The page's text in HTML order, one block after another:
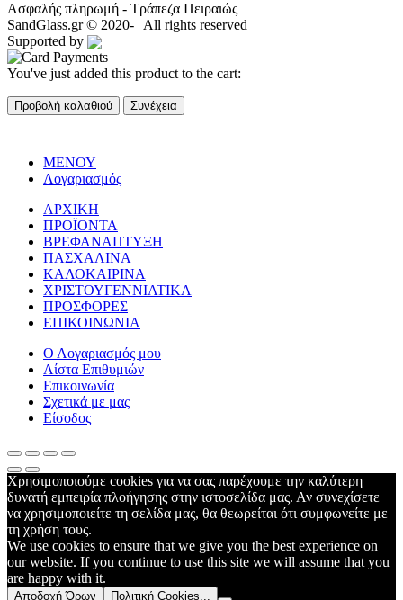
Ασφαλής πληρωμή - Τράπεζα Πειραιώς
SandGlass.gr © 2020- | All rights reserved
Supported by
You've just added this product to the cart:
Προβολή καλαθιού Συνέχεια
ΜΕΝΟΥ
Λογαριασμός
ΑΡΧΙΚΗ
ΠΡΟΪΟΝΤΑ
ΒΡΕΦΑΝΑΠΤΥΞΗ
ΠΑΣΧΑΛΙΝΑ
ΚΑΛΟΚΑΙΡΙΝΑ
ΧΡΙΣΤΟΥΓΕΝΝΙΑΤΙΚΑ
ΠΡΟΣΦΟΡΕΣ
ΕΠΙΚΟΙΝΩΝΙΑ
Ο Λογαριασμός μου
Λίστα Επιθυμιών
Επικοινωνία
Σχετικά με μας
Είσοδος
Χρησιμοποιούμε cookies για να σας παρέχουμε την καλύτερη
δυνατή εμπειρία πλοήγησης στην ιστοσελίδα μας. Αν συνεχίσετε
να χρησιμοποιείτε τη σελίδα μας, θα θεωρείται ότι συμφωνείτε με
τη χρήση τους.
We use cookies to ensure that we give you the best experience on
our website. If you continue to use this site we will assume that you
are happy with it.
Αποδοχή Όρων Πολιτική Cookies...